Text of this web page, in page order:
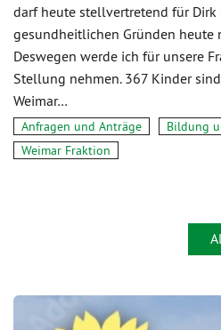
darf heute stellvertretend für Dirk
gesundheitlichen Gründen heute
Deswegen werde ich für unsere
Stellung nehmen. 367 Kinder
Weimar…
Anfragen und Anträge Bildung
Weimar Fraktion